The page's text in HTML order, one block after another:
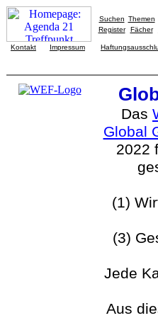
Suchen Themen
Register
Fächer
Kontakt Impressum
Das
Global
2022
(1)
(3)
Jede
Aus